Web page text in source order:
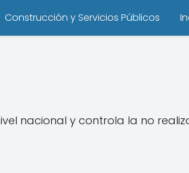
Construcción y Servicios Públicos
nacional y controla la no